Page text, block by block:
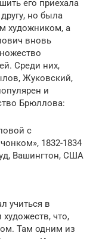
его приехала
но была
художником, а
вновь
Среди них,
Жуковский,
и
Брюллова:
с
1832-1834
Вашингтон, США
учиться в
что,
Там одним из